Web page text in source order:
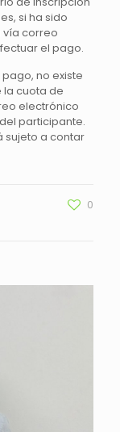
si ha sido
correo
el pago.
no existe
la cuota de
electrónico
participante.
sujeto a contar
0